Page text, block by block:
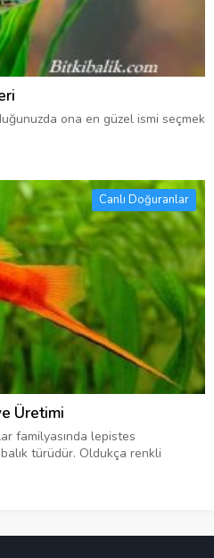
ona en güzel ismi seçmek
Canlı Doğuranlar
Üretimi
familyasında lepistes
türüdür. Oldukça renkli